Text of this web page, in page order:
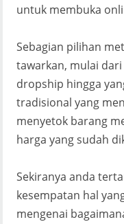
untuk membuka
Sebagian pilihan
tawarkan, mulai
dropship hingga
tradisional yang
menyetok barang
harga yang sudah
Sekiranya anda
kesempatan hal
mengenai